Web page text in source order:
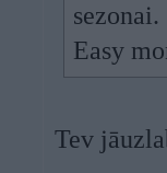
sezonai.
Easy
Tev